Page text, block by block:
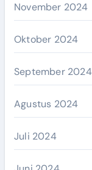
November 2024
Oktober 2024
September 2024
Agustus 2024
Juli 2024